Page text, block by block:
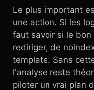
Le plus important
une action. Si les
faut savoir si le
rediriger, de
template. Sans
l'analyse reste
piloter un vrai plan